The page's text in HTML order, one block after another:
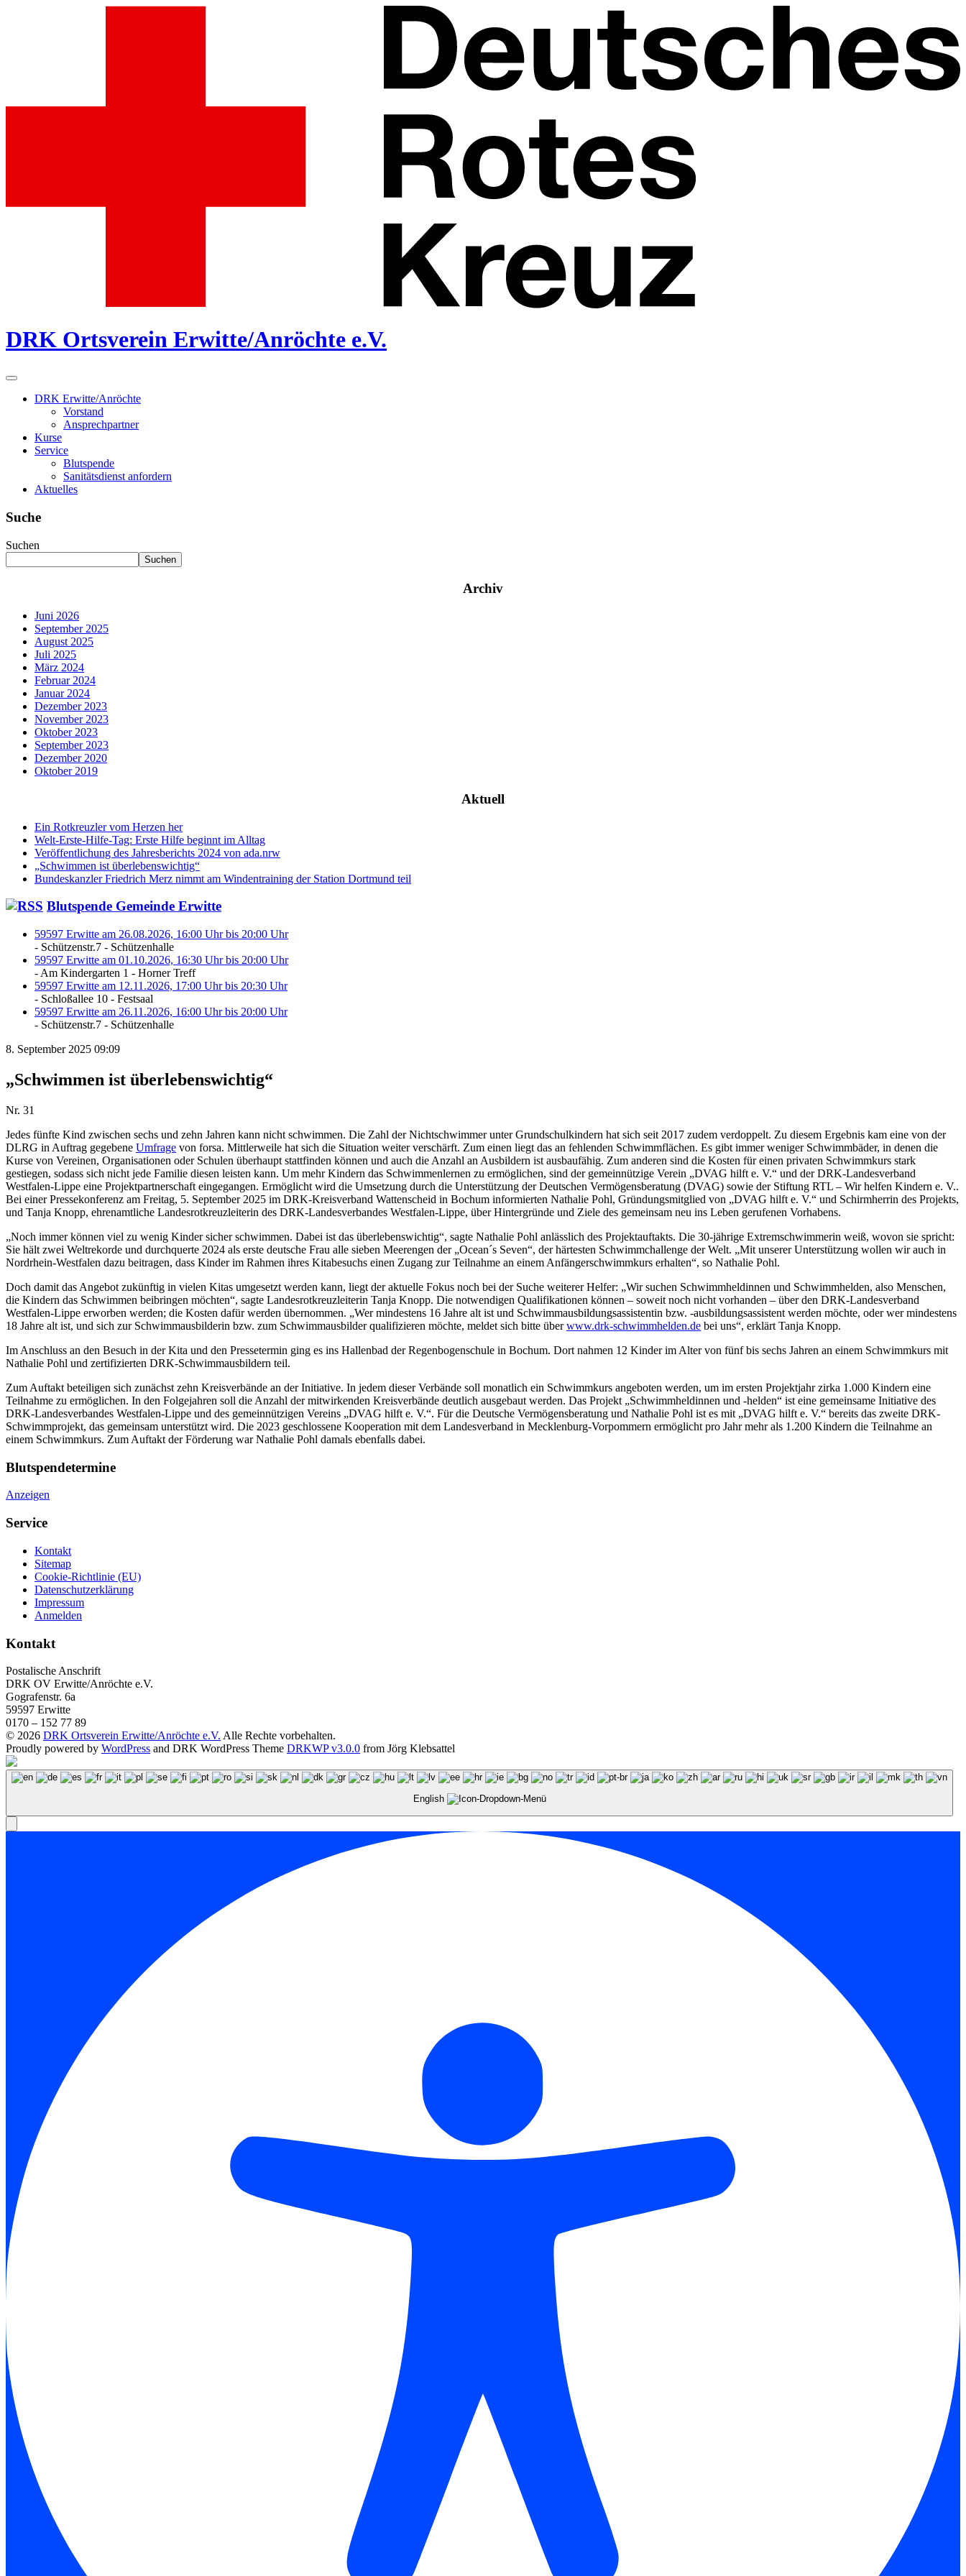
DRK Ortsverein Erwitte/Anröchte e.V.
DRK Erwitte/Anröchte
Vorstand
Ansprechpartner
Kurse
Service
Blutspende
Sanitätsdienst anfordern
Aktuelles
Suche
Suchen
Suchen
Archiv
Juni 2026
September 2025
August 2025
Juli 2025
März 2024
Februar 2024
Januar 2024
Dezember 2023
November 2023
Oktober 2023
September 2023
Dezember 2020
Oktober 2019
Aktuell
Ein Rotkreuzler vom Herzen her
Welt-Erste-Hilfe-Tag: Erste Hilfe beginnt im Alltag
Veröffentlichung des Jahresberichts 2024 von ada.nrw
„Schwimmen ist überlebenswichtig“
Bundeskanzler Friedrich Merz nimmt am Windentraining der Station Dortmund teil
Blutspende Gemeinde Erwitte
59597 Erwitte am 26.08.2026, 16:00 Uhr bis 20:00 Uhr
- Schützenstr.7 - Schützenhalle
59597 Erwitte am 01.10.2026, 16:30 Uhr bis 20:00 Uhr
- Am Kindergarten 1 - Horner Treff
59597 Erwitte am 12.11.2026, 17:00 Uhr bis 20:30 Uhr
- Schloßallee 10 - Festsaal
59597 Erwitte am 26.11.2026, 16:00 Uhr bis 20:00 Uhr
- Schützenstr.7 - Schützenhalle
8. September 2025 09:09
„Schwimmen ist überlebenswichtig“
Nr. 31
Jedes fünfte Kind zwischen sechs und zehn Jahren kann nicht schwimmen. Die Zahl der Nichtschwimmer unter Grundschulkindern hat sich seit 2017 zudem verdoppelt. Zu diesem Ergebnis kam eine von der
DLRG in Auftrag gegebene Umfrage von forsa. Mittlerweile hat sich die Situation weiter verschärft. Zum einen liegt das an fehlenden Schwimmflächen. Es gibt immer weniger Schwimmbäder, in denen die
Kurse von Vereinen, Organisationen oder Schulen überhaupt stattfinden können und auch die Anzahl an Ausbildern ist ausbaufähig. Zum anderen sind die Kosten für einen privaten Schwimmkurs stark
gestiegen, sodass sich nicht jede Familie diesen leisten kann. Um mehr Kindern das Schwimmenlernen zu ermöglichen, sind der gemeinnützige Verein „DVAG hilft e. V.“ und der DRK-Landesverband
Westfalen-Lippe eine Projektpartnerschaft eingegangen. Ermöglicht wird die Umsetzung durch die Unterstützung der Deutschen Vermögensberatung (DVAG) sowie der Stiftung RTL – Wir helfen Kindern e. V..
Bei einer Pressekonferenz am Freitag, 5. September 2025 im DRK-Kreisverband Wattenscheid in Bochum informierten Nathalie Pohl, Gründungsmitglied von „DVAG hilft e. V.“ und Schirmherrin des Projekts,
und Tanja Knopp, ehrenamtliche Landesrotkreuzleiterin des DRK-Landesverbandes Westfalen-Lippe, über Hintergründe und Ziele des gemeinsam neu ins Leben gerufenen Vorhabens.
„Noch immer können viel zu wenig Kinder sicher schwimmen. Dabei ist das überlebenswichtig“, sagte Nathalie Pohl anlässlich des Projektauftakts. Die 30-jährige Extremschwimmerin weiß, wovon sie spricht:
Sie hält zwei Weltrekorde und durchquerte 2024 als erste deutsche Frau alle sieben Meerengen der „Ocean´s Seven“, der härtesten Schwimmchallenge der Welt. „Mit unserer Unterstützung wollen wir auch in
Nordrhein-Westfalen dazu beitragen, dass Kinder im Rahmen ihres Kitabesuchs einen Zugang zur Teilnahme an einem Anfängerschwimmkurs erhalten“, so Nathalie Pohl.
Doch damit das Angebot zukünftig in vielen Kitas umgesetzt werden kann, liegt der aktuelle Fokus noch bei der Suche weiterer Helfer: „Wir suchen Schwimmheldinnen und Schwimmhelden, also Menschen,
die Kindern das Schwimmen beibringen möchten“, sagte Landesrotkreuzleiterin Tanja Knopp. Die notwendigen Qualifikationen können – soweit noch nicht vorhanden – über den DRK-Landesverband
Westfalen-Lippe erworben werden; die Kosten dafür werden übernommen. „Wer mindestens 16 Jahre alt ist und Schwimmausbildungsassistentin bzw. -ausbildungsassistent werden möchte, oder wer mindestens
18 Jahre alt ist, und sich zur Schwimmausbilderin bzw. zum Schwimmausbilder qualifizieren möchte, meldet sich bitte überwww.drk-schwimmhelden.de bei uns“, erklärt Tanja Knopp.
Im Anschluss an den Besuch in der Kita und den Pressetermin ging es ins Hallenbad der Regenbogenschule in Bochum. Dort nahmen 12 Kinder im Alter von fünf bis sechs Jahren an einem Schwimmkurs mit
Nathalie Pohl und zertifizierten DRK-Schwimmausbildern teil.
Zum Auftakt beteiligen sich zunächst zehn Kreisverbände an der Initiative. In jedem dieser Verbände soll monatlich ein Schwimmkurs angeboten werden, um im ersten Projektjahr zirka 1.000 Kindern eine
Teilnahme zu ermöglichen. In den Folgejahren soll die Anzahl der mitwirkenden Kreisverbände deutlich ausgebaut werden. Das Projekt „Schwimmheldinnen und -helden“ ist eine gemeinsame Initiative des
DRK-Landesverbandes Westfalen-Lippe und des gemeinnützigen Vereins „DVAG hilft e. V.“. Für die Deutsche Vermögensberatung und Nathalie Pohl ist es mit „DVAG hilft e. V.“ bereits das zweite DRK-
Schwimmprojekt, das gemeinsam unterstützt wird. Die 2023 geschlossene Kooperation mit dem Landesverband in Mecklenburg-Vorpommern ermöglicht pro Jahr mehr als 1.200 Kindern die Teilnahme an
einem Schwimmkurs. Zum Auftakt der Förderung war Nathalie Pohl damals ebenfalls dabei.
Blutspendetermine
Anzeigen
Service
Kontakt
Sitemap
Cookie-Richtlinie (EU)
Datenschutzerklärung
Impressum
Anmelden
Kontakt
Postalische Anschrift
DRK OV Erwitte/Anröchte e.V.
Gografenstr. 6a
59597 Erwitte
0170 – 152 77 89
© 2026 DRK Ortsverein Erwitte/Anröchte e.V. Alle Rechte vorbehalten.
Proudly powered by WordPress and DRK WordPress Theme DRKWP v3.0.0 from Jörg Klebsattel
English